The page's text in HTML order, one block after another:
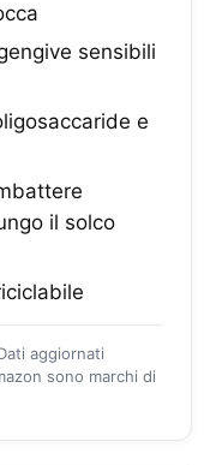
sensibili
e
il solco
aggiornati
sono marchi di